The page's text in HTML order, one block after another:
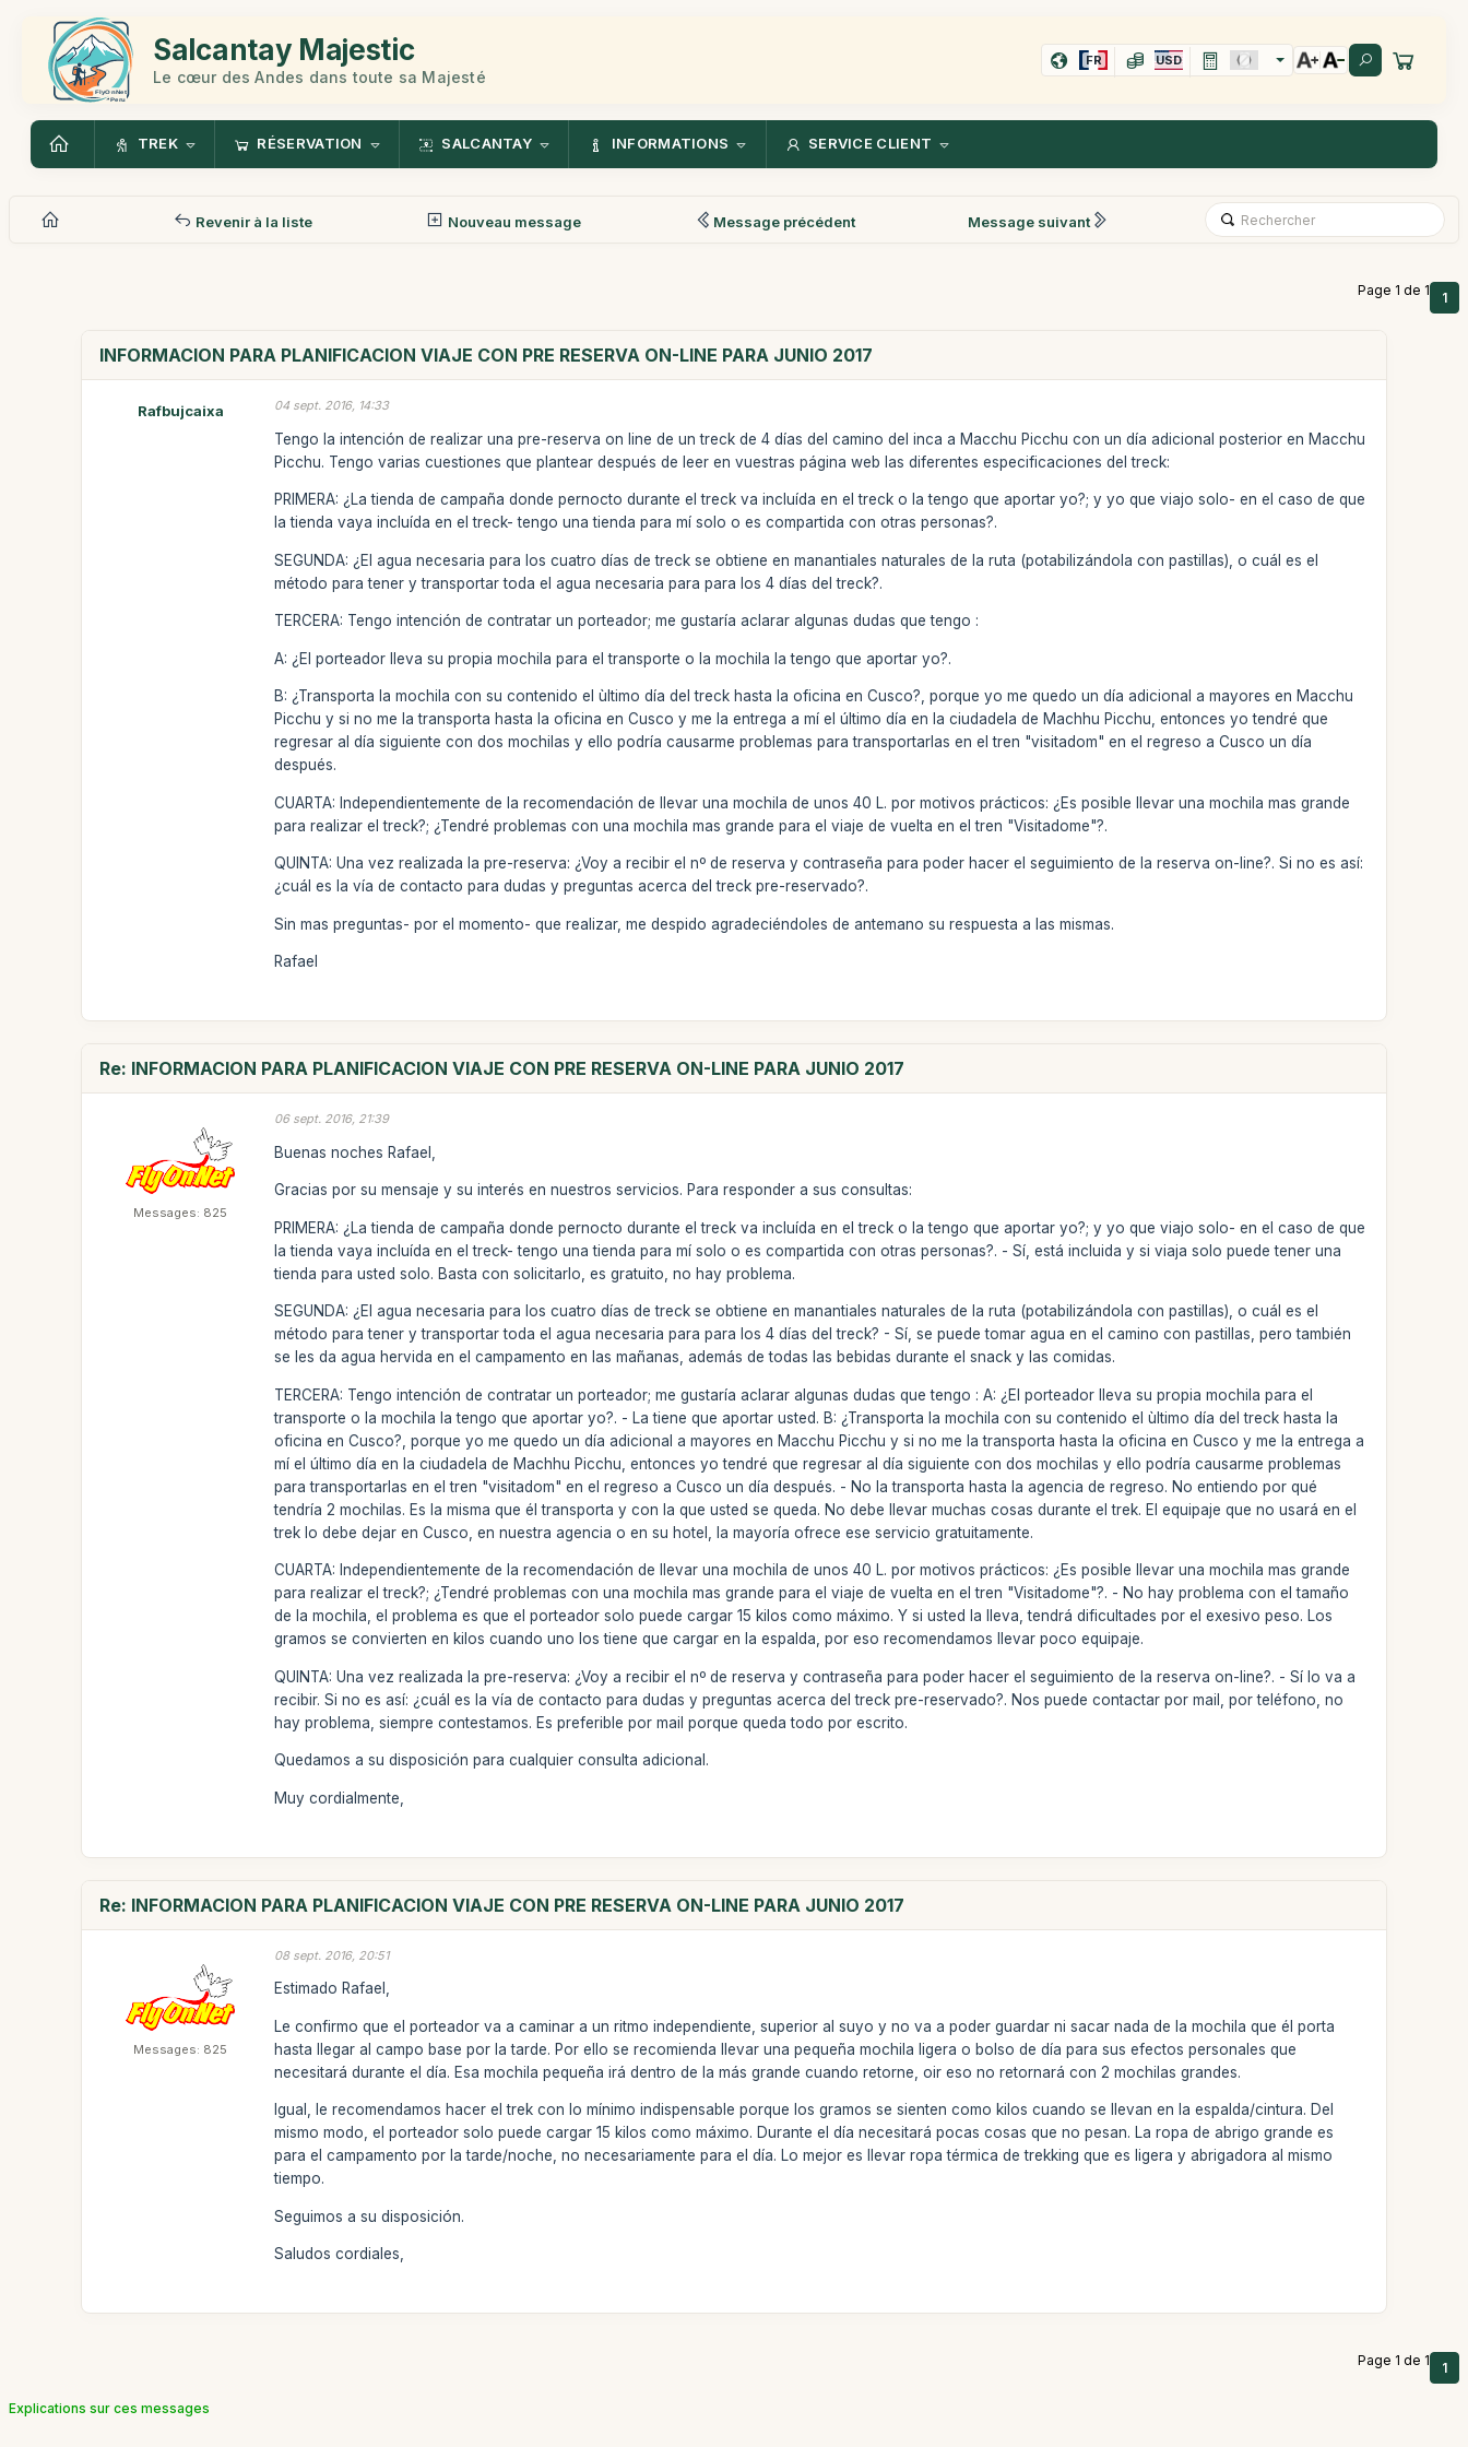
Salcantay Majestic
Le cœur des Andes dans toute sa Majesté
FR USD
TREK RÉSERVATION SALCANTAY INFORMATIONS SERVICE CLIENT
Revenir à la liste Nouveau message Message précédent Message suivant
Page 1 de 1 1
INFORMACION PARA PLANIFICACION VIAJE CON PRE RESERVA ON-LINE PARA JUNIO 2017
Rafbujcaixa 04 sept. 2016, 14:33
Tengo la intención de realizar una pre-reserva on line de un treck de 4 días del camino del inca a Macchu Picchu con un día adicional posterior en Macchu
Picchu. Tengo varias cuestiones que plantear después de leer en vuestras página web las diferentes especificaciones del treck:
PRIMERA: ¿La tienda de campaña donde pernocto durante el treck va incluída en el treck o la tengo que aportar yo?; y yo que viajo solo- en el caso de que
la tienda vaya incluída en el treck- tengo una tienda para mí solo o es compartida con otras personas?.
SEGUNDA: ¿El agua necesaria para los cuatro días de treck se obtiene en manantiales naturales de la ruta (potabilizándola con pastillas), o cuál es el
método para tener y transportar toda el agua necesaria para para los 4 días del treck?.
TERCERA: Tengo intención de contratar un porteador; me gustaría aclarar algunas dudas que tengo :
A: ¿El porteador lleva su propia mochila para el transporte o la mochila la tengo que aportar yo?.
B: ¿Transporta la mochila con su contenido el ùltimo día del treck hasta la oficina en Cusco?, porque yo me quedo un día adicional a mayores en Macchu
Picchu y si no me la transporta hasta la oficina en Cusco y me la entrega a mí el último día en la ciudadela de Machhu Picchu, entonces yo tendré que
regresar al día siguiente con dos mochilas y ello podría causarme problemas para transportarlas en el tren "visitadom" en el regreso a Cusco un día
después.
CUARTA: Independientemente de la recomendación de llevar una mochila de unos 40 L. por motivos prácticos: ¿Es posible llevar una mochila mas grande
para realizar el treck?; ¿Tendré problemas con una mochila mas grande para el viaje de vuelta en el tren "Visitadome"?.
QUINTA: Una vez realizada la pre-reserva: ¿Voy a recibir el nº de reserva y contraseña para poder hacer el seguimiento de la reserva on-line?. Si no es así:
¿cuál es la vía de contacto para dudas y preguntas acerca del treck pre-reservado?.
Sin mas preguntas- por el momento- que realizar, me despido agradeciéndoles de antemano su respuesta a las mismas.
Rafael
Re: INFORMACION PARA PLANIFICACION VIAJE CON PRE RESERVA ON-LINE PARA JUNIO 2017
Messages: 825
06 sept. 2016, 21:39
Buenas noches Rafael,
Gracias por su mensaje y su interés en nuestros servicios. Para responder a sus consultas:
PRIMERA: ¿La tienda de campaña donde pernocto durante el treck va incluída en el treck o la tengo que aportar yo?; y yo que viajo solo- en el caso de que
la tienda vaya incluída en el treck- tengo una tienda para mí solo o es compartida con otras personas?. - Sí, está incluida y si viaja solo puede tener una
tienda para usted solo. Basta con solicitarlo, es gratuito, no hay problema.
SEGUNDA: ¿El agua necesaria para los cuatro días de treck se obtiene en manantiales naturales de la ruta (potabilizándola con pastillas), o cuál es el
método para tener y transportar toda el agua necesaria para para los 4 días del treck? - Sí, se puede tomar agua en el camino con pastillas, pero también
se les da agua hervida en el campamento en las mañanas, además de todas las bebidas durante el snack y las comidas.
TERCERA: Tengo intención de contratar un porteador; me gustaría aclarar algunas dudas que tengo : A: ¿El porteador lleva su propia mochila para el
transporte o la mochila la tengo que aportar yo?. - La tiene que aportar usted. B: ¿Transporta la mochila con su contenido el ùltimo día del treck hasta la
oficina en Cusco?, porque yo me quedo un día adicional a mayores en Macchu Picchu y si no me la transporta hasta la oficina en Cusco y me la entrega a
mí el último día en la ciudadela de Machhu Picchu, entonces yo tendré que regresar al día siguiente con dos mochilas y ello podría causarme problemas
para transportarlas en el tren "visitadom" en el regreso a Cusco un día después. - No la transporta hasta la agencia de regreso. No entiendo por qué
tendría 2 mochilas. Es la misma que él transporta y con la que usted se queda. No debe llevar muchas cosas durante el trek. El equipaje que no usará en el
trek lo debe dejar en Cusco, en nuestra agencia o en su hotel, la mayoría ofrece ese servicio gratuitamente.
CUARTA: Independientemente de la recomendación de llevar una mochila de unos 40 L. por motivos prácticos: ¿Es posible llevar una mochila mas grande
para realizar el treck?; ¿Tendré problemas con una mochila mas grande para el viaje de vuelta en el tren "Visitadome"?. - No hay problema con el tamaño
de la mochila, el problema es que el porteador solo puede cargar 15 kilos como máximo. Y si usted la lleva, tendrá dificultades por el exesivo peso. Los
gramos se convierten en kilos cuando uno los tiene que cargar en la espalda, por eso recomendamos llevar poco equipaje.
QUINTA: Una vez realizada la pre-reserva: ¿Voy a recibir el nº de reserva y contraseña para poder hacer el seguimiento de la reserva on-line?. - Sí lo va a
recibir. Si no es así: ¿cuál es la vía de contacto para dudas y preguntas acerca del treck pre-reservado?. Nos puede contactar por mail, por teléfono, no
hay problema, siempre contestamos. Es preferible por mail porque queda todo por escrito.
Quedamos a su disposición para cualquier consulta adicional.
Muy cordialmente,
Re: INFORMACION PARA PLANIFICACION VIAJE CON PRE RESERVA ON-LINE PARA JUNIO 2017
Messages: 825
08 sept. 2016, 20:51
Estimado Rafael,
Le confirmo que el porteador va a caminar a un ritmo independiente, superior al suyo y no va a poder guardar ni sacar nada de la mochila que él porta
hasta llegar al campo base por la tarde. Por ello se recomienda llevar una pequeña mochila ligera o bolso de día para sus efectos personales que
necesitará durante el día. Esa mochila pequeña irá dentro de la más grande cuando retorne, oir eso no retornará con 2 mochilas grandes.
Igual, le recomendamos hacer el trek con lo mínimo indispensable porque los gramos se sienten como kilos cuando se llevan en la espalda/cintura. Del
mismo modo, el porteador solo puede cargar 15 kilos como máximo. Durante el día necesitará pocas cosas que no pesan. La ropa de abrigo grande es
para el campamento por la tarde/noche, no necesariamente para el día. Lo mejor es llevar ropa térmica de trekking que es ligera y abrigadora al mismo
tiempo.
Seguimos a su disposición.
Saludos cordiales,
Page 1 de 1 1
Explications sur ces messages